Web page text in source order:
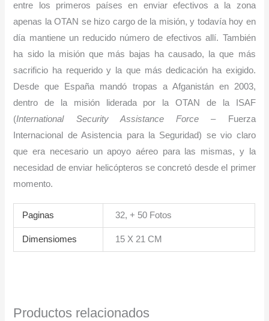
entre los primeros países en enviar efectivos a la zona
apenas la OTAN se hizo cargo de la misión, y todavía hoy en
día mantiene un reducido número de efectivos allí. También
ha sido la misión que más bajas ha causado, la que más
sacrificio ha requerido y la que más dedicación ha exigido.
Desde que España mandó tropas a Afganistán en 2003,
dentro de la misión liderada por la OTAN de la ISAF
(International Security Assistance Force – Fuerza
Internacional de Asistencia para la Seguridad) se vio claro
que era necesario un apoyo aéreo para las mismas, y la
necesidad de enviar helicópteros se concretó desde el primer
momento.
Paginas 32, + 50 Fotos
Dimensiomes 15 X 21 CM
Productos relacionados